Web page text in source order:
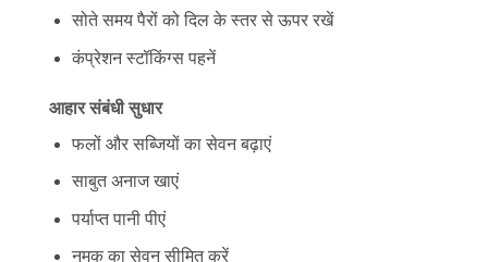
सोते समय पैरों को दिल के स्तर से ऊपर रखें
कंप्रेशन स्टॉकिंग्स पहनें
आहार संबंधी सुधार
फलों और सब्जियों का सेवन बढ़ाएं
साबुत अनाज खाएं
पर्याप्त पानी पीएं
नमक का सेवन सीमित करें